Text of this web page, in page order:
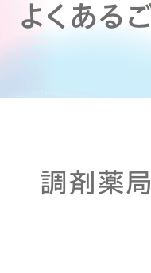
よくある
調剤薬